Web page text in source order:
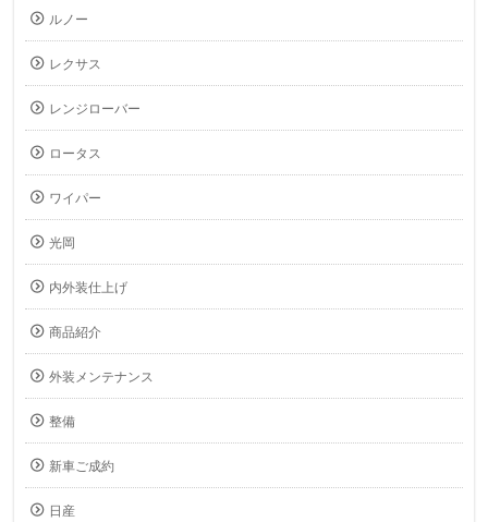
ルノー
レクサス
レンジローバー
ロータス
ワイパー
光岡
内外装仕上げ
商品紹介
外装メンテナンス
整備
新車ご成約
日産